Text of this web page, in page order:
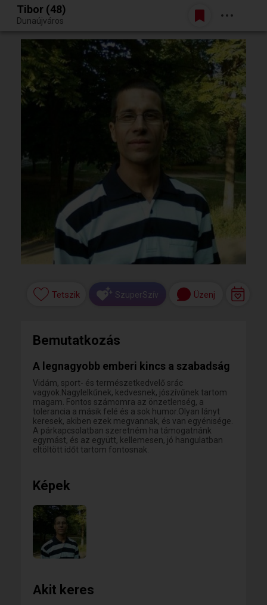
Egy jó randiból bármi lehet.
Belépés
Tibor (48)
Dunaújváros
Tetszik SzuperSzív Üzenj
Bemutatkozás
A legnagyobb emberi kincs a szabadság
Vidám, sport- és természetkedvelő srác
vagyok.Nagylelkűnek, kedvesnek, jószívűnek tartom
magam. Fontos számomra az önzetlenség, a
tolerancia a másik felé és a sok humor.Olyan lányt
keresek, akiben ezek megvannak, és van egyénisége.
A párkapcsolatban szeretném ha támogatnánk
egymást, és az együtt, kellemesen, jó hangulatban
eltöltött időt tartom fontosnak.
Képek
Akit keres